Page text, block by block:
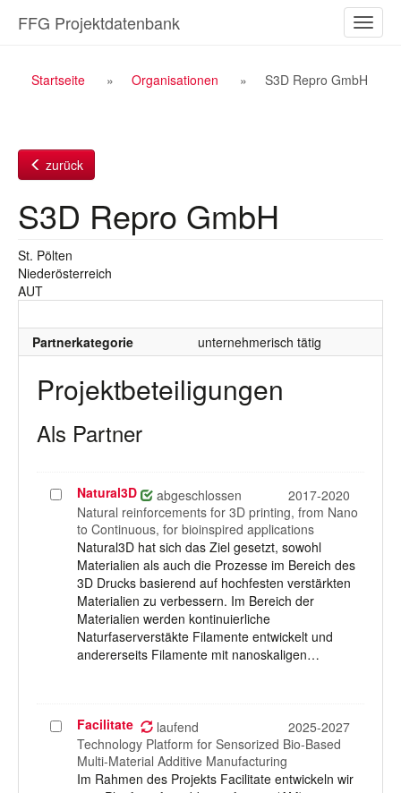
Inhalt
ein-/
FFG Projektdatenbank
Breadcrumb
Startseite Organisationen S3D Repro GmbH
zurück
S3D Repro GmbH
St. Pölten
Niederösterreich
AUT
Partnerkategorie unternehmerisch tätig
Projektbeteiligungen
Als Partner
Projekt
auswählen
Natural3D abgeschlossen
2017-2020
Natural reinforcements for 3D printing, from Nano
to Continuous, for bioinspired applications
Natural3D hat sich das Ziel gesetzt, sowohl
Materialien als auch die Prozesse im Bereich des
3D Drucks basierend auf hochfesten verstärkten
Materialien zu verbessern. Im Bereich der
Materialien werden kontinuierliche
Naturfaserverstäkte Filamente entwickelt und
andererseits Filamente mit nanoskaligen…
Projekt
auswählen
Facilitate laufend
2025-2027
Technology Platform for Sensorized Bio-Based
Multi-Material Additive Manufacturing
Im Rahmen des Projekts Facilitate entwickeln wir